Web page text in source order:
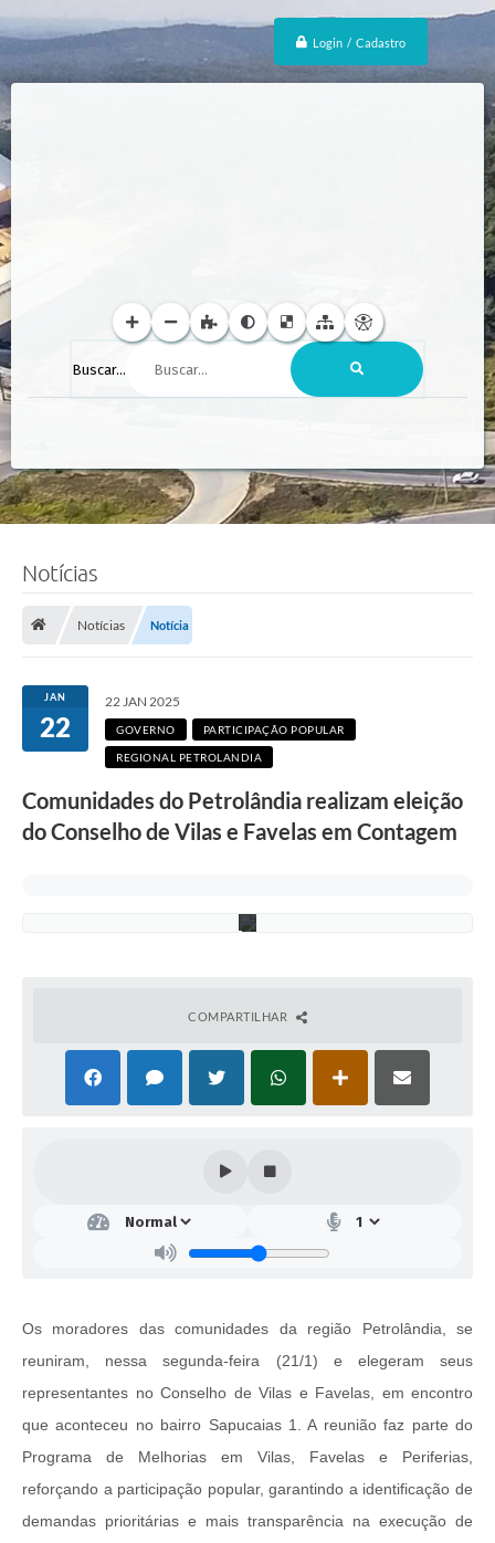
Login / Cadastro
Buscar...
Notícias
Notícias Notícia
JAN
22
22 JAN 2025
GOVERNO PARTICIPAÇÃO POPULAR
REGIONAL PETROLANDIA
Comunidades do Petrolândia realizam eleição
do Conselho de Vilas e Favelas em Contagem
n
n
i
V
n
COMPARTILHAR
Os moradores das comunidades da região Petrolândia, se
reuniram, nessa segunda-feira (21/1) e elegeram seus
representantes no Conselho de Vilas e Favelas, em encontro
que aconteceu no bairro Sapucaias 1. A reunião faz parte do
Programa de Melhorias em Vilas, Favelas e Periferias,
reforçando a participação popular, garantindo a identificação de
demandas prioritárias e mais transparência na execução de